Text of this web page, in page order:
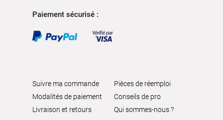
Paiement sécurisé :
Suivre ma commande
Modalités de paiement
Livraison et retours
Pièces de réemploi
Conseils de pro
Qui sommes-nous ?